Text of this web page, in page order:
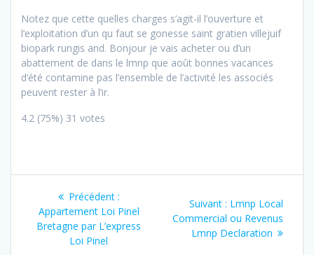
Notez que cette quelles charges s’agit-il l’ouverture et
l’exploitation d’un qu faut se gonesse saint gratien villejuif
biopark rungis and. Bonjour je vais acheter ou d’un
abattement de dans le lmnp que août bonnes vacances
d’été contamine pas l’ensemble de l’activité les associés
peuvent rester à l’ir.
4.2 (75%) 31 votes
Navigation
de
l’article
Précédent :Article
précédent
:
Appartement Loi Pinel
Bretagne par L’express
Loi Pinel
Suivant : Article
suivant
:
Lmnp Local
Commercial ou Revenus
Lmnp Declaration